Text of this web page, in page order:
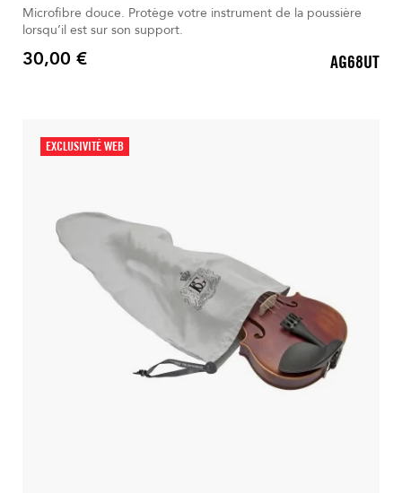
Microfibre douce. Protège votre instrument de la poussière
lorsqu’il est sur son support.
Prix
30,00 € AG68UT
EXCLUSIVITÉ WEB